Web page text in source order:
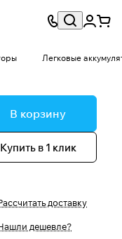
Легковые
В корзину
Купить в 1 клик
доставку
дешевле?